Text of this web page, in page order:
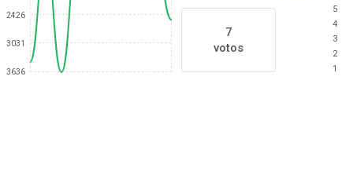
2426
3031
3636
7
votos
5
4
3
2
1